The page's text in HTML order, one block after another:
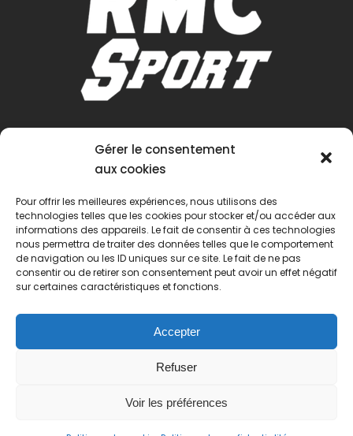
Gérer le consentement
aux cookies
Pour offrir les meilleures expériences, nous utilisons des
technologies telles que les cookies pour stocker et/ou accéder aux
informations des appareils. Le fait de consentir à ces technologies
nous permettra de traiter des données telles que le comportement
de navigation ou les ID uniques sur ce site. Le fait de ne pas
consentir ou de retirer son consentement peut avoir un effet négatif
sur certaines caractéristiques et fonctions.
Accepter
Refuser
Voir les préférences